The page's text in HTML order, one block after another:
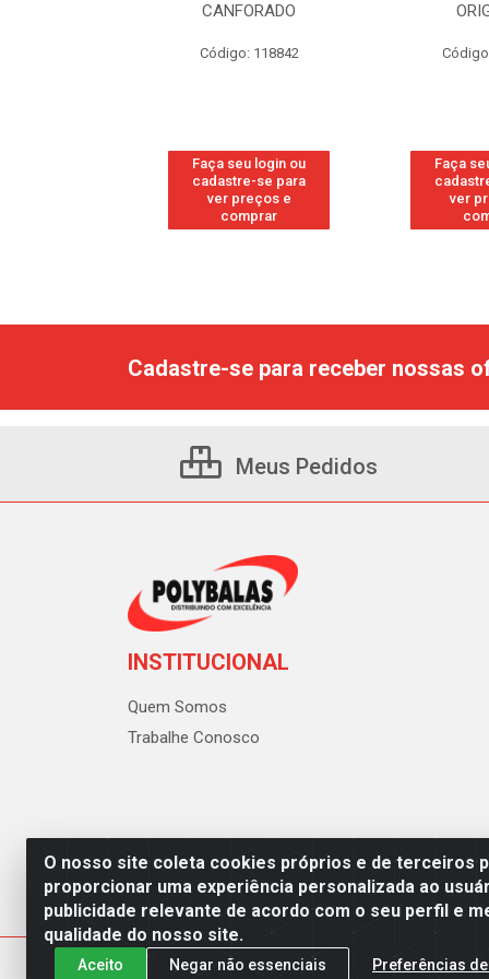
CANFORADO
Código: 118842
Faça seu login ou
cadastre-se para
ver preços e
comprar
Faça
ver
O nosso site coleta cookies próprios e de terceiros
proporcionar uma experiência personalizada ao
publicidade relevante de acordo com o seu perfil e
qualidade do nosso site.
Aceito Negar não essenciais Preferências
Cadastre-se para receber nossas
Meus Pedidos
INSTITUCIONAL
Quem Somos
Trabalhe Conosco
Polybalas - Rua João Miguel